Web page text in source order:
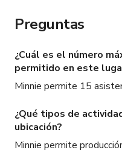
Preguntas
¿Cuál es el número
permitido en este
Minnie permite 15
¿Qué tipos de
ubicación?
Minnie permite